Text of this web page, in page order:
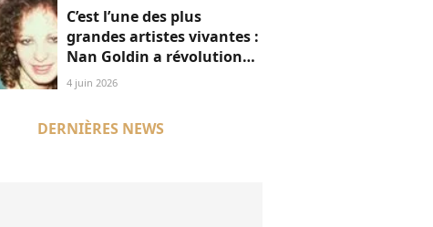
C’est l’une des plus
grandes artistes vivantes :
Nan Goldin a révolutionné
mon regard, voici
4 juin 2026
DERNIÈRES NEWS